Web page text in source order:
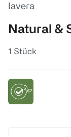
lavera
Natural &
1 Stück